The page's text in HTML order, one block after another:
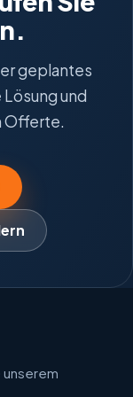
geplantes
und
Offerte.